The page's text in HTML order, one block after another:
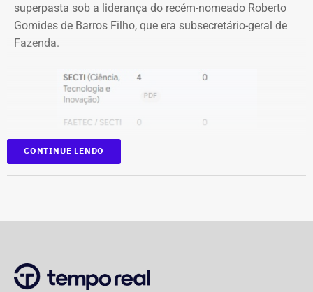
superpasta sob a liderança do recém-nomeado Roberto
Gomides de Barros Filho, que era subsecretário-geral de
Fazenda.
CONTINUE LENDO